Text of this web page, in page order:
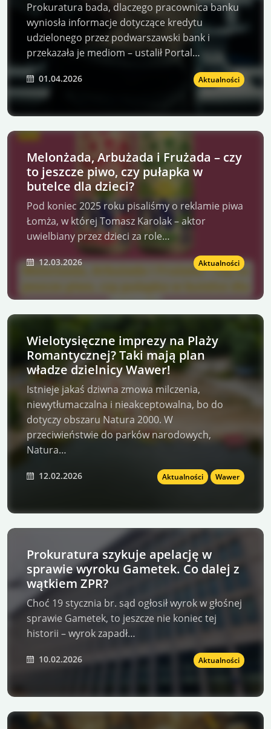
Prokuratura bada, dlaczego pracownica banku
wyniosła informacje dotyczące kredytu
udzielonego przez podwarszawski bank i
przekazała je mediom – ustalił Portal…
01.04.2026 Aktualności
Melonżada, Arbużada i Frużada – czy
to jeszcze piwo, czy pułapka w
butelce dla dzieci?
Pod koniec 2025 roku pisaliśmy o reklamie piwa
Łomża, w której Tomasz Karolak – aktor
uwielbiany przez dzieci za role…
12.03.2026 Aktualności
Wielotysięczne imprezy na Plaży
Romantycznej? Taki mają plan
władze dzielnicy Wawer!
Istnieje jakaś dziwna zmowa milczenia,
niewytłumaczalna i nieakceptowalna, bo do
dotyczy obszaru Natura 2000. W
przeciwieństwie do parków narodowych,
Natura…
12.02.2026 Aktualności Wawer
Prokuratura szykuje apelację w
sprawie wyroku Gametek. Co dalej z
wątkiem ZPR?
Choć 19 stycznia br. sąd ogłosił wyrok w głośnej
sprawie Gametek, to jeszcze nie koniec tej
historii – wyrok zapadł…
10.02.2026 Aktualności